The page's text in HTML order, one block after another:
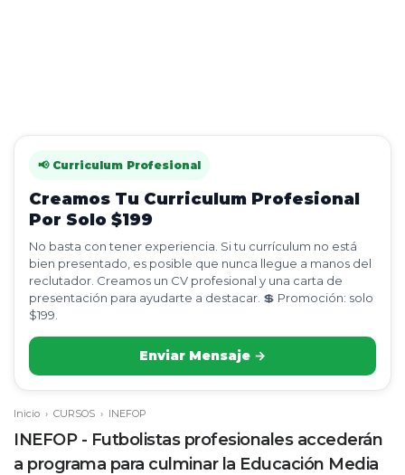
📢 Curriculum Profesional
Creamos Tu Curriculum Profesional
Por Solo $199
No basta con tener experiencia. Si tu currículum no está
bien presentado, es posible que nunca llegue a manos del
reclutador. Creamos un CV profesional y una carta de
presentación para ayudarte a destacar. 💲 Promoción: solo
$199.
Enviar Mensaje →
Inicio › CURSOS › INEFOP
INEFOP - Futbolistas profesionales accederán
a programa para culminar la Educación Media